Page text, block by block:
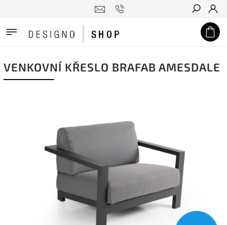
Hledat
VENKOVNÍ KŘESLO BRAFAB AMESDALE